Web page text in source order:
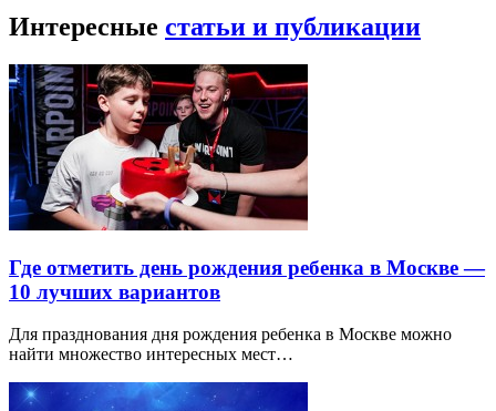
Интересные статьи и публикации
Где отметить день рождения ребенка в Москве —
10 лучших вариантов
Для празднования дня рождения ребенка в Москве можно
найти множество интересных мест…